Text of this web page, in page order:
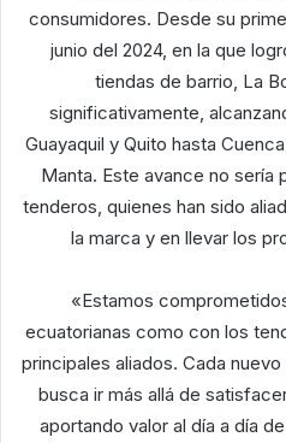
consumidores. Desde su
junio del 2024, en la que
tiendas de barrio, La
significativamente,
Guayaquil y Quito hasta
Manta. Este avance no sería
tenderos, quienes han sido
la marca y en llevar los
«Estamos
ecuatorianas como con los
principales aliados. Cada
busca ir más allá de
aportando valor al día a día